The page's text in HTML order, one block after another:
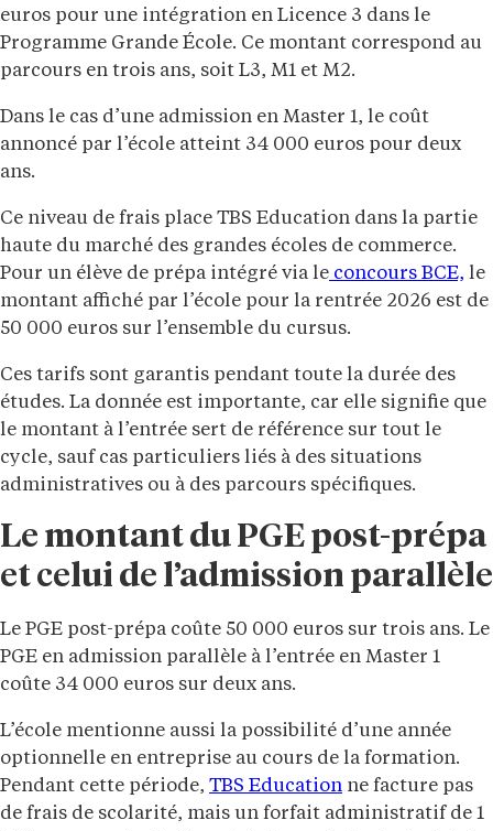
euros pour une intégration en Licence 3 dans le
Programme Grande École. Ce montant correspond au
parcours en trois ans, soit L3, M1 et M2.
Dans le cas d’une admission en Master 1, le coût
annoncé par l’école atteint 34 000 euros pour deux
ans.
Ce niveau de frais place TBS Education dans la partie
haute du marché des grandes écoles de commerce.
Pour un élève de prépa intégré via le concours BCE, le
montant affiché par l’école pour la rentrée 2026 est de
50 000 euros sur l’ensemble du cursus.
Ces tarifs sont garantis pendant toute la durée des
études. La donnée est importante, car elle signifie que
le montant à l’entrée sert de référence sur tout le
cycle, sauf cas particuliers liés à des situations
administratives ou à des parcours spécifiques.
Le montant du PGE post-prépa
et celui de l’admission parallèle
Le PGE post-prépa coûte 50 000 euros sur trois ans. Le
PGE en admission parallèle à l’entrée en Master 1
coûte 34 000 euros sur deux ans.
L’école mentionne aussi la possibilité d’une année
optionnelle en entreprise au cours de la formation.
Pendant cette période, TBS Education ne facture pas
de frais de scolarité, mais un forfait administratif de 1